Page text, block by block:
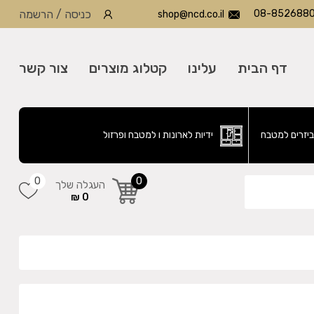
08-8526880
shop@ncd.co.il כניסה / הרשמה
דף הבית עלינו קטלוג מוצרים צור קשר
למטבח ידיות לארונות ו למטבח ופרזול
0 העגלה שלך
0 ₪
0